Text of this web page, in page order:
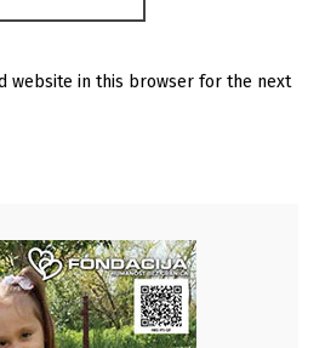
website in this browser for the next